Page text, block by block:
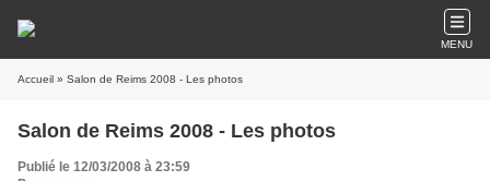
MENU
Accueil » Salon de Reims 2008 - Les photos
Salon de Reims 2008 - Les photos
Publié le 12/03/2008 à 23:59